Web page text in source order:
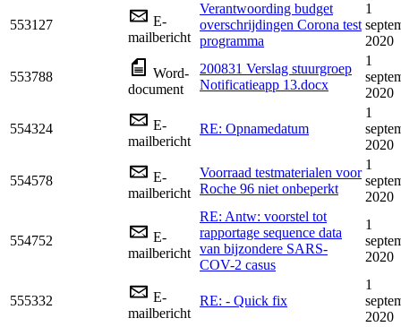
553127
E-
mailbericht
Verantwoording budget
overschrijdingen Corona test
programma
1
2020
553788
Word-
document
200831 Verslag stuurgroep
Notificatieapp 13.docx
1
2020
554324
E-
mailbericht
RE: Opnamedatum
1
2020
554578
E-
mailbericht
Voorraad testmaterialen voor
Roche 96 niet onbeperkt
1
2020
554752
E-
mailbericht
RE: Antw: voorstel tot
rapportage sequence data
van bijzondere SARS-
COV-2 casus
1
2020
555332
E-
mailbericht
RE: - Quick fix
1
2020